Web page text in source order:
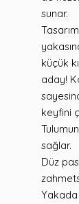
sunar.
küçük
aday!
keyfini
sağlar.
Düz
Yakada